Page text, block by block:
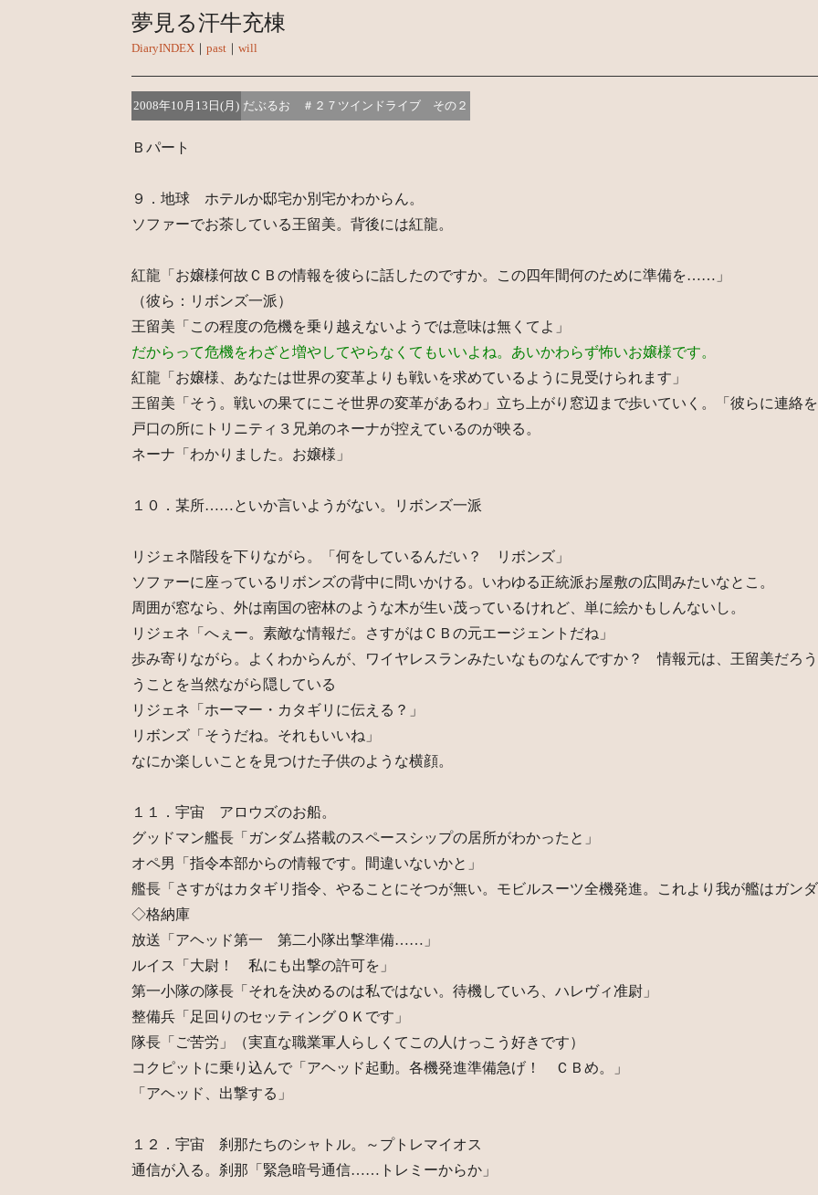
夢見る汗牛充棟
DiaryINDEX ｜ past ｜ will
2008年10月13日(月) だぶるお ＃２７ツインドライブ その２
Ｂパート
９．地球 ホテルか邸宅か別宅かわからん。
ソファーでお茶している王留美。背後には紅龍。
紅龍「お嬢様何故ＣＢの情報を彼らに話したのですか。この四年間何のために準備を……」
（彼ら：リボンズ一派）
王留美「この程度の危機を乗り越えないようでは意味は無くてよ」
だからって危機をわざと増やしてやらなくてもいいよね。あいかわらず怖いお嬢様です。
紅龍「お嬢様、あなたは世界の変革よりも戦いを求めているように見受けられます」
王留美「そう。戦いの果てにこそ世界の変革があるわ」立ち上がり窓辺まで歩いていく。「彼らに連絡
戸口の所にトリニティ３兄弟のネーナが控えているのが映る。
ネーナ「わかりました。お嬢様」
１０．某所……といか言いようがない。リボンズ一派
リジェネ階段を下りながら。「何をしているんだい？ リボンズ」
ソファーに座っているリボンズの背中に問いかける。いわゆる正統派お屋敷の広間みたいなとこ。
周囲が窓なら、外は南国の密林のような木が生い茂っているけれど、単に絵かもしんないし。
リジェネ「へぇー。素敵な情報だ。さすがはＣＢの元エージェントだね」
歩み寄りながら。よくわからんが、ワイヤレスランみたいなものなんですか？ 情報元は、王留美だろ
うことを当然ながら隠している
リジェネ「ホーマー・カタギリに伝える？」
リボンズ「そうだね。それもいいね」
なにか楽しいことを見つけた子供のような横顔。
１１．宇宙 アロウズのお船。
グッドマン艦長「ガンダム搭載のスペースシップの居所がわかったと」
オペ男「指令本部からの情報です。間違いないかと」
艦長「さすがはカタギリ指令、やることにそつが無い。モビルスーツ全機発進。これより我が艦はガン
◇格納庫
放送「アヘッド第一 第二小隊出撃準備……」
ルイス「大尉！ 私にも出撃の許可を」
第一小隊の隊長「それを決めるのは私ではない。待機していろ、ハレヴィ准尉」
整備兵「足回りのセッティングＯＫです」
隊長「ご苦労」（実直な職業軍人らしくてこの人けっこう好きです）
コクピットに乗り込んで「アヘッド起動。各機発進準備急げ！ ＣＢめ。」
「アヘッド、出撃する」
１２．宇宙 刹那たちのシャトル。～プトレマイオス
通信が入る。刹那「緊急暗号通信……トレミーからか」